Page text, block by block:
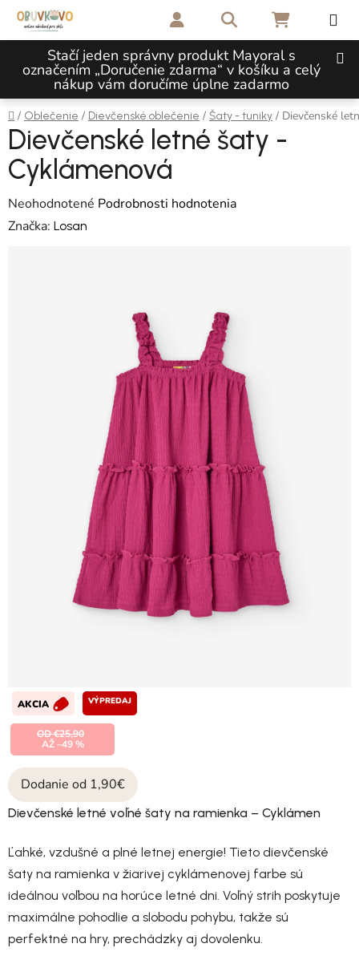
Prejsť na obsah
Stačí jeden správny produkt Mayoral s
označením „Doručenie zdarma“ v košíku a celý
nákup vám doručíme úplne zadarmo
Hľadať NÁKUPNÝ
Domov
/ Oblečenie / Dievčenské oblečenie / Šaty - tuniky / Dievčenské
Dodanie od 1,90€
Dievčenské letné voľné šaty na ramienka – Cyklámen
Ľahké, vzdušné a plné letnej energie! Tieto dievčenské
šaty na ramienka v žiarivej cyklámenovej farbe sú
ideálnou voľbou na horúce letné dni. Voľný strih poskytuje
maximálne pohodlie a slobodu pohybu, takže sú
perfektné na hry, prechádzky aj dovolenku.
Dievčenské letné šaty -
Cyklámenová
Priemerné hodnotenie produktu je 0,0 z 5 hviezdičiek.
Neohodnotené Podrobnosti hodnotenia
Značka: Losan
AKCIA VÝPREDAJ
OD €25,90
AŽ –49 %